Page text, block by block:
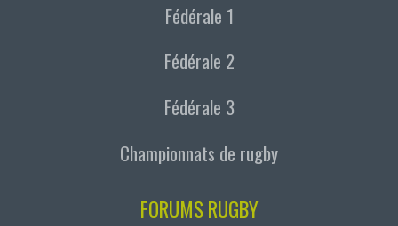
Fédérale 1
Fédérale 2
Fédérale 3
Championnats de rugby
FORUMS RUGBY